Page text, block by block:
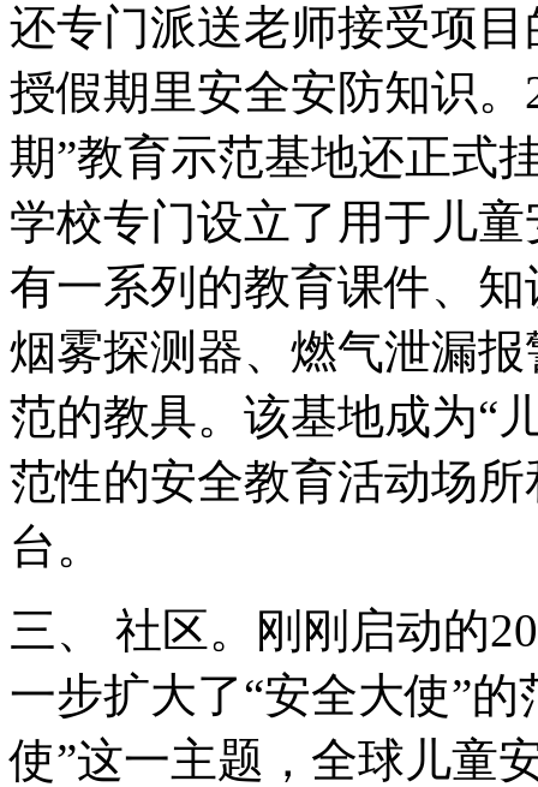
还专门派送老师接受项
授假期里安全安防知识
期”教育示范基地还正式
学校专门设立了用于儿
有一系列的教育课件、
烟雾探测器、燃气泄漏
范的教具。该基地成为“
范性的安全教育活动场
台。
三、 社区。刚刚启动的
一步扩大了“安全大使”
使”这一主题，全球儿童